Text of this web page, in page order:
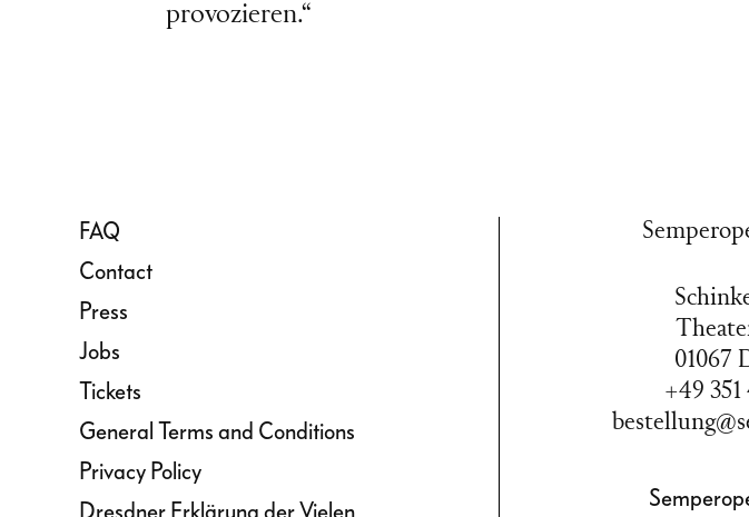
provozieren.“
FAQ
Contact
Press
Jobs
Tickets
General Terms and Conditions
Privacy Policy
Dresdner Erklärung der Vielen
01067
+49 351